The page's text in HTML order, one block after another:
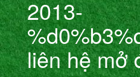
2013-
liên hệ mở